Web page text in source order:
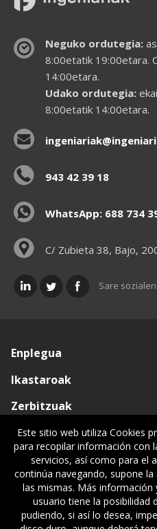
Neguko ordutegia:
8:00etatik 19:00etara.
14:00etara.
Udako ordutegia:
8:00etatik 14:00etara.
943 42 39 18
WhatsApp: 688 734
C/ Zubieta 38, Bajo,
Sare
Enplegua
Ikastaroak
Zerbitzuak
Elkargoa
Oniritziak
Lehiatila Bakarra
Lege informazioa
Este sitio web utiliza Cookies
para recopilar información con
servicios, así como para el
continúa navegando, supone
las mismas. Más información
usuario tiene la posibilidad
pudiendo, si así lo desea,